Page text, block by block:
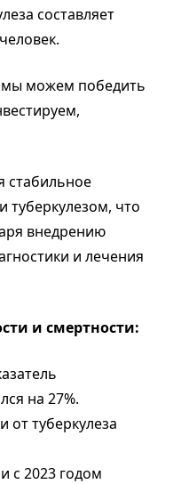
составляет
мы можем победить
стабильное
туберкулезом, что
внедрению
и лечения
и смертности:
на 27%.
от туберкулеза
с 2023 годом